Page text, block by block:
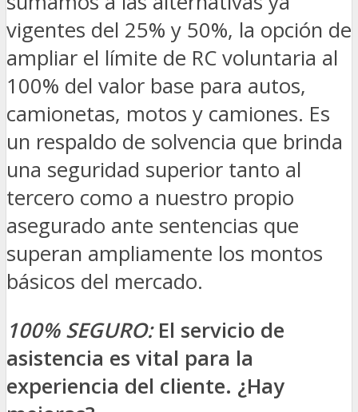
vigentes del 25% y 50%, la opción de
ampliar el límite de RC voluntaria al
100% del valor base para autos,
camionetas, motos y camiones. Es
un respaldo de solvencia que brinda
una seguridad superior tanto al
tercero como a nuestro propio
asegurado ante sentencias que
superan ampliamente los montos
básicos del mercado.
100% SEGURO:El servicio de
asistencia es vital para la
experiencia del cliente. ¿Hay